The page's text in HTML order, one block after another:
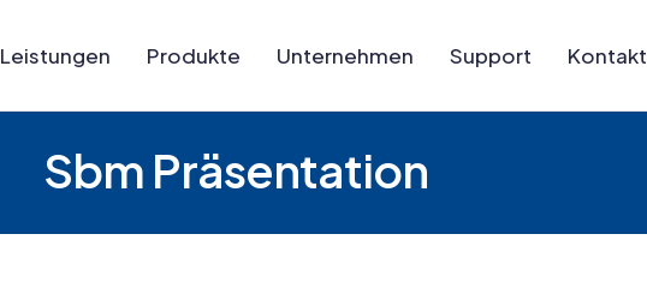
Leistungen Produkte Unternehmen Support Kontakt
Sbm Präsentation